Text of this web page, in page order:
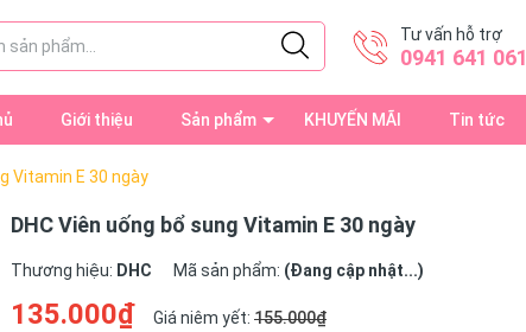
Tư vấn hỗ trợ
0941 641 061
Giới thiệu Sản phẩm KHUYẾN MÃI Tin tức
Vitamin E 30 ngày
DHC Viên uống bổ sung Vitamin E 30 ngày
Thương hiệu: DHC Mã sản phẩm: (Đang cập nhật...)
135.000₫ Giá niêm yết: 155.000₫